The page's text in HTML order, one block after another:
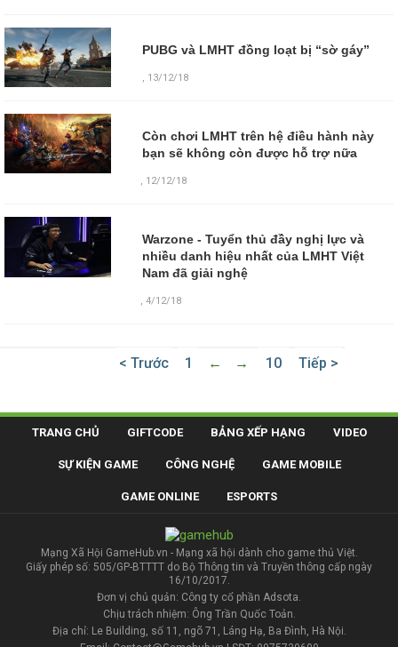
PUBG và LMHT đồng loạt bị “sờ gáy”
, 13/12/18
Còn chơi LMHT trên hệ điều hành này
bạn sẽ không còn được hỗ trợ nữa
, 12/12/18
Warzone - Tuyển thủ đầy nghị lực và
nhiều danh hiệu nhất của LMHT Việt
Nam đã giải nghệ
,4/12/18
< Trước 1 ← → 10 Tiếp >
TRANG CHỦ GIFTCODE BẢNG XẾP HẠNG VIDEO
SỰ KIỆN GAME CÔNG NGHỆ GAME MOBILE
GAME ONLINE ESPORTS
Mạng Xã Hội GameHub.vn - Mạng xã hội dành cho game thủ Việt.
Giấy phép số: 505/GP-BTTTT do Bộ Thông tin và Truyền thông cấp ngày
16/10/2017.
Đơn vị chủ quản: Công ty cổ phần Adsota.
Chịu trách nhiệm: Ông Trần Quốc Toản.
Địa chỉ: Le Building, số 11, ngõ 71, Láng Hạ, Ba Đình, Hà Nội.